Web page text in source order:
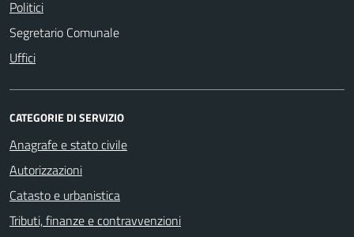
Politici
Segretario Comunale
Uffici
CATEGORIE DI SERVIZIO
Anagrafe e stato civile
Autorizzazioni
Catasto e urbanistica
Tributi, finanze e contravvenzioni